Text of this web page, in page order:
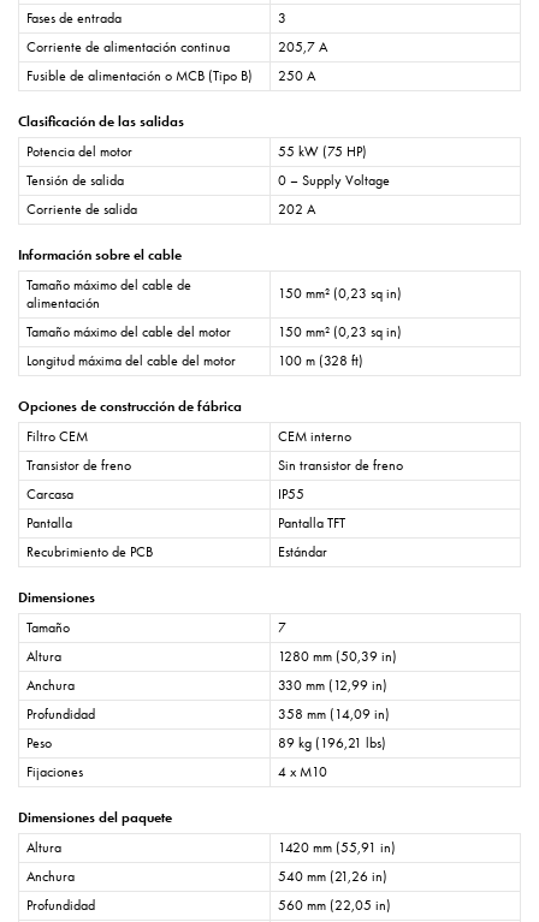
Fases de entrada
3
Corriente de alimentación continua
205,7 A
Fusible de alimentación o MCB (Tipo B)
250 A
Clasificación de las salidas
Potencia del motor
55 kW (75 HP)
Tensión de salida
0 – Supply Voltage
Corriente de salida
202 A
Información sobre el cable
Tamaño máximo del cable de
alimentación
150 mm² (0,23 sq in)
Tamaño máximo del cable del motor
150 mm² (0,23 sq in)
Longitud máxima del cable del motor
100 m (328 ft)
Opciones de construcción de fábrica
Filtro CEM
CEM interno
Transistor de freno
Sin transistor de freno
Carcasa
IP55
Pantalla
Pantalla TFT
Recubrimiento de PCB
Estándar
Dimensiones
Tamaño
7
Altura
1280 mm (50,39 in)
Anchura
330 mm (12,99 in)
Profundidad
358 mm (14,09 in)
Peso
89 kg (196,21 lbs)
Fijaciones
4 x M10
Dimensiones del paquete
Altura
1420 mm (55,91 in)
Anchura
540 mm (21,26 in)
Profundidad
560 mm (22,05 in)